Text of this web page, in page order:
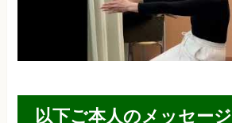
以下ご本人のメッセージ